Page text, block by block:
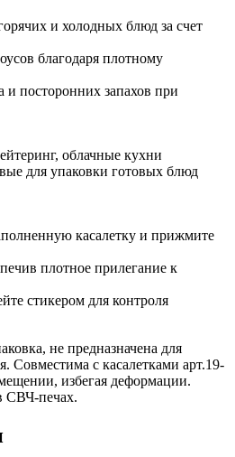
и холодных блюд за счет
благодаря плотному
и посторонних запахов при
облачные кухни
для упаковки готовых блюд
касалетку и прижмите
плотное прилегание к
стикером для контроля
не предназначена для
Совместима с касалетками арт.19-
избегая деформации.
СВЧ-печах.